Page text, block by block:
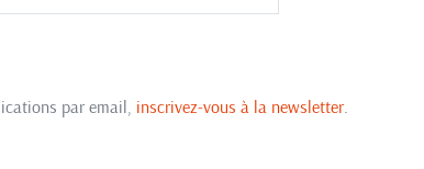
par email, inscrivez-vous à la newsletter.